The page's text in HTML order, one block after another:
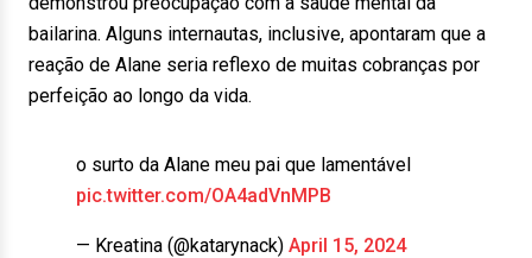
bailarina. Alguns internautas, inclusive, apontaram que a
reação de Alane seria reflexo de muitas cobranças por
perfeição ao longo da vida.
o surto da Alane meu pai que lamentável
pic.twitter.com/OA4adVnMPB
— Kreatina (@katarynack) April 15, 2024